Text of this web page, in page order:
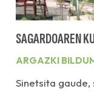
SAGARDOAREN
ARGAZKI
Sinetsita